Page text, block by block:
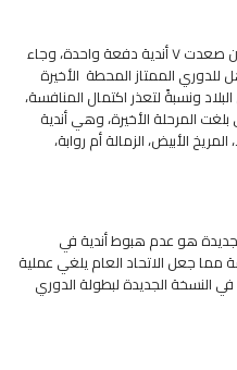
حدث لأوّل مرّة في تاريخ الدوري الممتاز أن صعدت ٧ أندية دفعة واحدة، وجاء
للدوري الممتاز المحطة الأخيرة
ونسبةً لتعذر اكتمال المنافسة،
بلغت المرحلة الأخيرة، وهي أندية
الأبيض، الزمالة أم روابة،
في النسخة الجديدة هو عدم هبوط أندية في
جعل الاتحاد العام يلغي عملية
النسخة الجديدة لبطولة الدوري